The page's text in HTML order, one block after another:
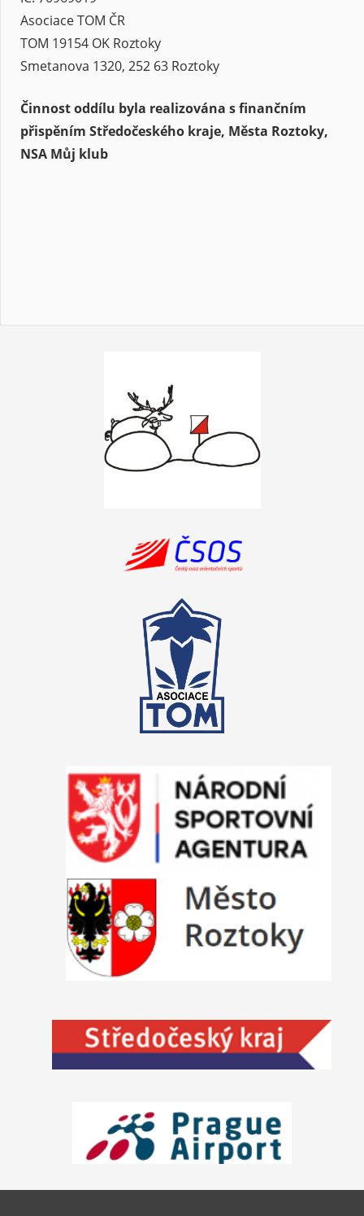
Asociace TOM ČR
TOM 19154 OK Roztoky
Smetanova 1320, 252 63 Roztoky
Činnost oddílu byla realizována s finančním
přispěním Středočeského kraje, Města Roztoky,
NSA Můj klub